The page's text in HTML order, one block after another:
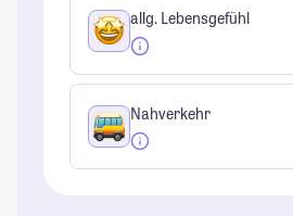
allg. Lebensgefühl
Nahverkehr